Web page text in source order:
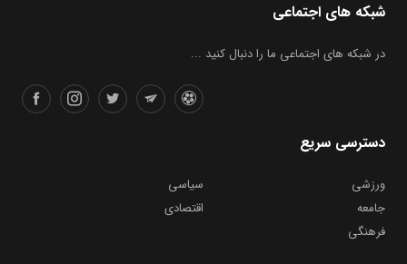
شبکه های اجتماعی
در شبکه های اجتماعی ما را دنبال کنید ...
دسترسی سریع
ورزشی
سیاسی
جامعه
اقتصادی
فرهنگی